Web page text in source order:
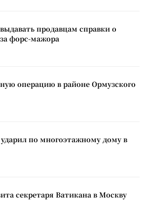
продавцам справки о
форс-мажора
операцию в районе Ормузского
по многоэтажному дому в
секретаря Ватикана в Москву